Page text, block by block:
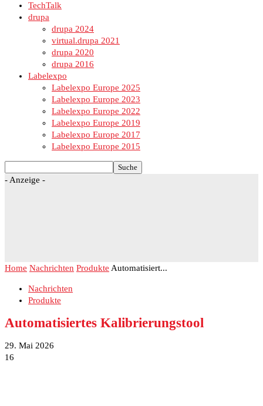
TechTalk
drupa
drupa 2024
virtual.drupa 2021
drupa 2020
drupa 2016
Labelexpo
Labelexpo Europe 2025
Labelexpo Europe 2023
Labelexpo Europe 2022
Labelexpo Europe 2019
Labelexpo Europe 2017
Labelexpo Europe 2015
- Anzeige -
Home Nachrichten Produkte Automatisiert...
Nachrichten
Produkte
Automatisiertes Kalibrierungstool
29. Mai 2026
16